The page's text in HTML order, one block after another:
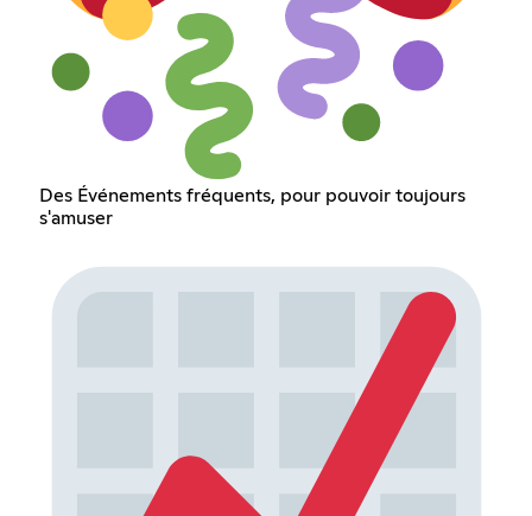
Des Événements fréquents, pour pouvoir toujours
s'amuser